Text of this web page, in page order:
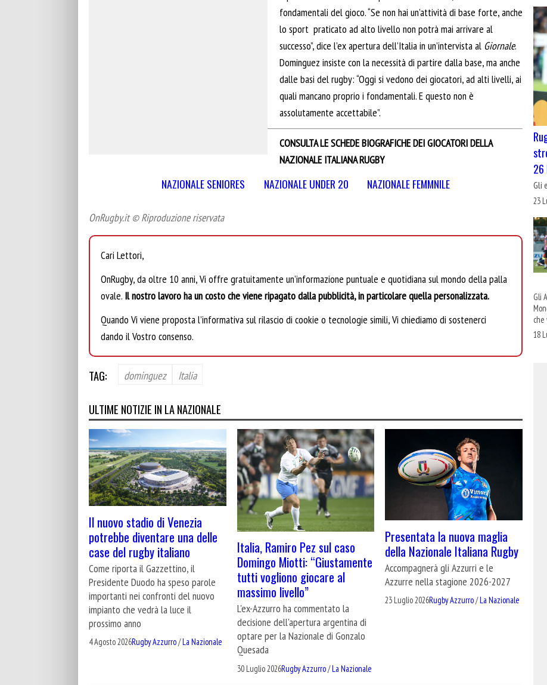
fondamentali del gioco. “Se non hai un’attività di base forte, anche
lo sport praticato ad alto livello non potrà mai arrivare al
successo”, dice l’ex apertura dell’Italia in un’intervista al Giornale.
Dominguez insiste con la necessità di partire dalla base, ma anche
dalle basi del rugby: “Oggi si vedono dei giocatori, ad alti livelli, ai
quali mancano proprio i fondamentali. E questo non è
assolutamente accettabile”.
CONSULTA LE SCHEDE BIOGRAFICHE DEI GIOCATORI DELLA
NAZIONALE ITALIANA RUGBY
NAZIONALE SENIORES NAZIONALE UNDER 20 NAZIONALE FEMMNILE
OnRugby.it © Riproduzione riservata
Cari Lettori,
OnRugby, da oltre 10 anni, Vi offre gratuitamente un’informazione puntuale e quotidiana sul mondo della palla
ovale. Il nostro lavoro ha un costo che viene ripagato dalla pubblicità, in particolare quella personalizzata.
Quando Vi viene proposta l’informativa sul rilascio di cookie o tecnologie simili, Vi chiediamo di sostenerci
dando il Vostro consenso.
TAG: dominguez Italia
ULTIME NOTIZIE IN LA NAZIONALE
Il nuovo stadio di Venezia
potrebbe diventare una delle
case del rugby italiano
Come riporta il Gazzettino, il
Presidente Duodo ha speso parole
importanti nei confronti del nuovo
impianto che vedrà la luce il
prossimo anno
4 Agosto 2026Rugby Azzurro/La Nazionale
Italia, Ramiro Pez sul caso
Domingo Miotti: “Giustamente
tutti vogliono giocare al
massimo livello”
L'ex-Azzurro ha commentato la
decisione dell'apertura argentina di
optare per la Nazionale di Gonzalo
Quesada
30 Luglio 2026Rugby Azzurro/La Nazionale
Presentata la nuova maglia
della Nazionale Italiana Rugby
Accompagnerà gli Azzurri e le
Azzurre nella stagione 2026-2027
23 Luglio 2026Rugby Azzurro/La Nazionale
26
Gli
23
Gli
che
18